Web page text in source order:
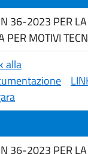
36-2023 PER
PER MOTIVI
alla
36-2023 PER